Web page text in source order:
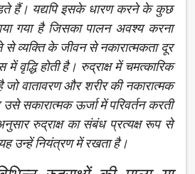
हैं। यद्यपि इसके धारण करने के कुछ
गया है जिसका पालन अवश्य करना
से व्यक्ति के जीवन से नकारात्मकता दूर
वृद्धि होती है। रुद्राक्ष में चमत्कारिक
जो वातावरण और शरीर की नकारात्मक
सकारात्मक ऊर्जा में परिवर्तन करती
रुद्राक्ष का संबंध प्रत्यक्ष रूप से
उन्हें नियंत्रण में रखता है।